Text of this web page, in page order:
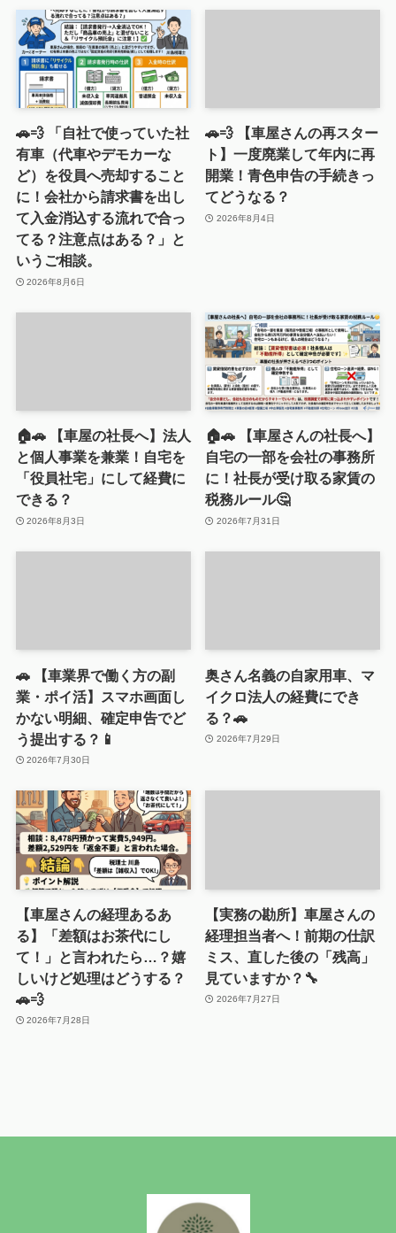
🚗💨 「自社で使っていた社
有車（代車やデモカーな
ど）を役員へ売却すること
に！会社から請求書を出し
て入金消込する流れで合っ
てる？注意点はある？」と
いうご相談。
2026年8月6日
🚗💨 【車屋さんの再スター
ト】一度廃業して年内に再
開業！青色申告の手続きっ
てどうなる？
2026年8月4日
🏠🚗 【車屋の社長へ】法人
と個人事業を兼業！自宅を
「役員社宅」にして経費に
できる？
2026年8月3日
🏠🚗 【車屋さんの社長へ】
自宅の一部を会社の事務所
に！社長が受け取る家賃の
税務ルール🤔
2026年7月31日
🚗 【車業界で働く方の副
業・ポイ活】スマホ画面し
かない明細、確定申告でど
う提出する？📱
2026年7月30日
奥さん名義の自家用車、マ
イクロ法人の経費にでき
る？🚗
2026年7月29日
【車屋さんの経理あるあ
る】「差額はお茶代にし
て！」と言われたら…？嬉
しいけど処理はどうする？
🚗💨
2026年7月28日
【実務の勘所】車屋さんの
経理担当者へ！前期の仕訳
ミス、直した後の「残高」
見ていますか？🔧
2026年7月27日